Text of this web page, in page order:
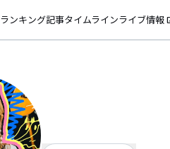
ランキング記事タイムラインライブ情報